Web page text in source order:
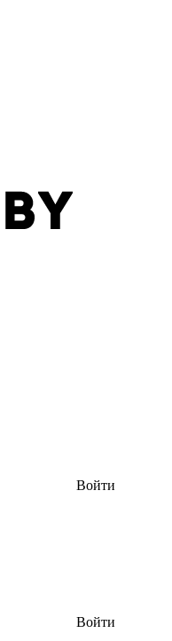
Войти
Войти